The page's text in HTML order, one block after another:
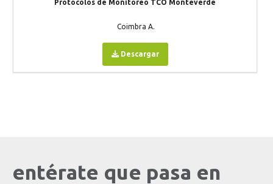
Protocolos de Monitoreo TCO Monteverde
Coimbra A.
Descargar
entérate que pasa en